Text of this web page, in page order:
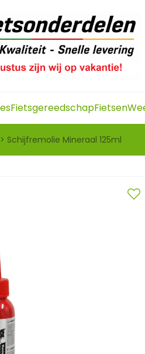
FietsgereedschapFietsen
> Schijfremolie Mineraal 125ml